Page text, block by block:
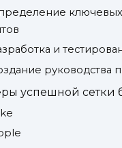
ключевых
и
руководства
успешной сетки